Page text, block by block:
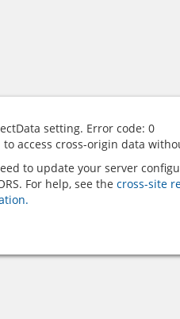
setting. Error code: 0
access cross-origin data
to update your server
For help, see the cross-site